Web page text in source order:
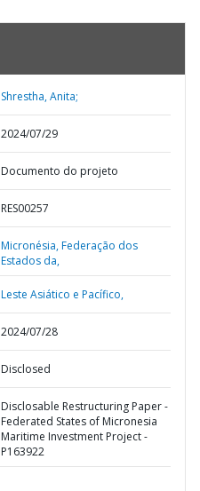
Shrestha, Anita;
2024/07/29
Documento do projeto
RES00257
Micronésia,Federação dos
Estados da,
Leste Asiático e Pacífico,
2024/07/28
Disclosed
Disclosable Restructuring Paper -
Federated States of Micronesia
Maritime Investment Project -
P163922